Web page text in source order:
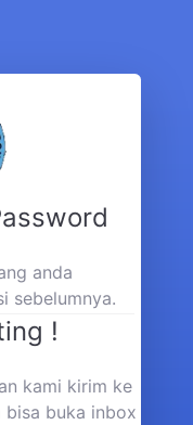
anda
sebelumnya.
!
kami kirim ke
bisa buka inbox